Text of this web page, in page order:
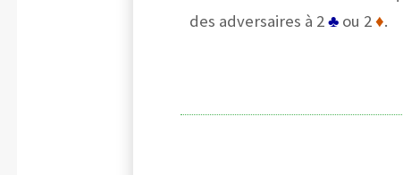
des adversaires à 2♣ou 2♦.